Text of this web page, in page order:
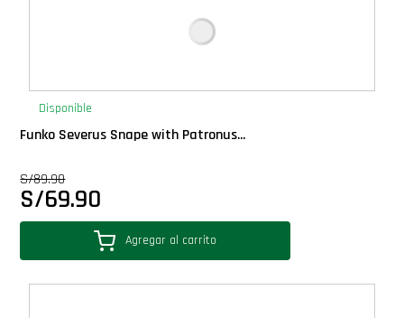
Exclusivos
Gift Cards
Llaveros Pop
Moments
Disponible
Funko Severus Snape with Patronus...
S/89.90
S/69.90
Agregar al carrito